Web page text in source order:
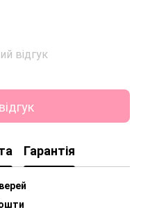
відгук
Гарантія